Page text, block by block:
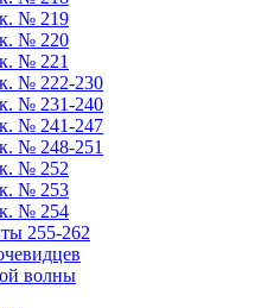
№ 219
№ 220
№ 221
№ 222-230
№ 231-240
№ 241-247
№ 248-251
№ 252
№ 253
№ 254
255-262
волны